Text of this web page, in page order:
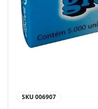
SKU 006907